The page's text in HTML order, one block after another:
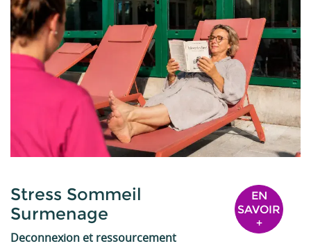
Stress Sommeil
Surmenage
Deconnexion et ressourcement
EN
SAVOIR
+